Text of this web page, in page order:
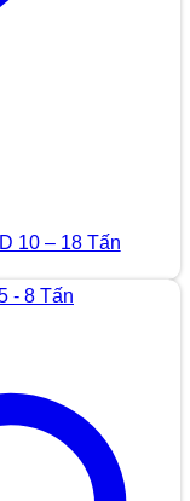
10 – 18 Tấn